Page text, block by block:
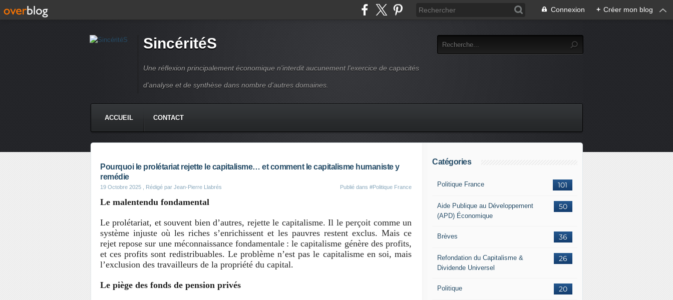
Connexion + Créer mon blog
SincéritéS
Une réflexion principalement économique n'interdit aucunement l'exercice de capacités
d'analyse et de synthèse dans nombre d'autres domaines.
ACCUEIL CONTACT
Pourquoi le prolétariat rejette le capitalisme… et comment le capitalisme humaniste y
remédie
19 Octobre 2025 , Rédigé par Jean-Pierre Llabrés Publié dans #Politique France
Le malentendu fondamental
Le prolétariat, et souvent bien d’autres, rejette le capitalisme. Il le perçoit comme un
système injuste où les riches s’enrichissent et les pauvres restent exclus. Mais ce
rejet repose sur une méconnaissance fondamentale : le capitalisme génère des profits,
et ces profits sont redistribuables. Le problème n’est pas le capitalisme en soi, mais
l’exclusion des travailleurs de la propriété du capital.
Le piège des fonds de pension privés
Catégories
101
Politique France
50
Aide Publique au Développement
(APD) Économique
36
Brèves
26
Refondation du Capitalisme &
Dividende Universel
20
Politique